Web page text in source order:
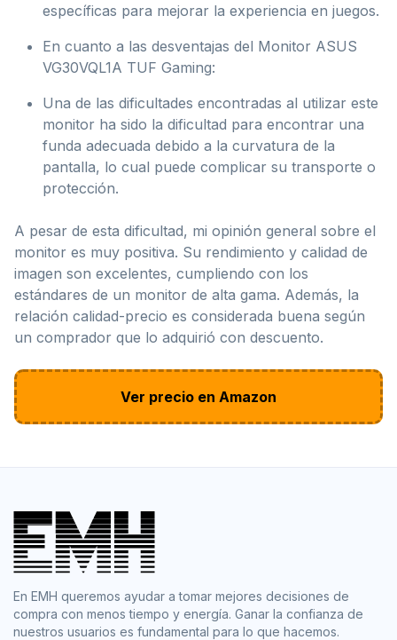
específicas para mejorar la experiencia en juegos.
En cuanto a las desventajas del Monitor ASUS
VG30VQL1A TUF Gaming:
Una de las dificultades encontradas al utilizar este
monitor ha sido la dificultad para encontrar una
funda adecuada debido a la curvatura de la
pantalla, lo cual puede complicar su transporte o
protección.
A pesar de esta dificultad, mi opinión general sobre el
monitor es muy positiva. Su rendimiento y calidad de
imagen son excelentes, cumpliendo con los
estándares de un monitor de alta gama. Además, la
relación calidad-precio es considerada buena según
un comprador que lo adquirió con descuento.
Ver precio en Amazon
En EMH queremos ayudar a tomar mejores decisiones de
compra con menos tiempo y energía. Ganar la confianza de
nuestros usuarios es fundamental para lo que hacemos.